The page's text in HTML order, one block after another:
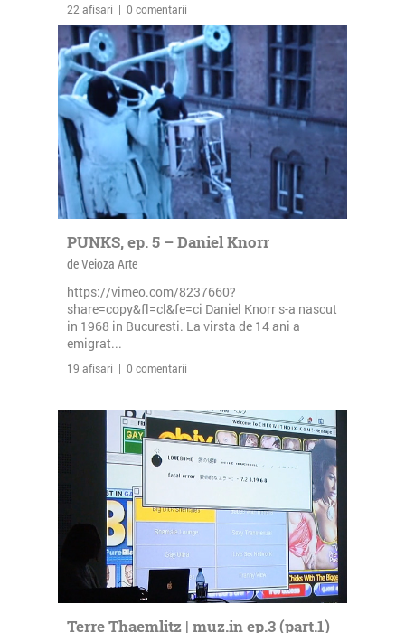
22 afisari | 0 comentarii
PUNKS, ep. 5 – Daniel Knorr
de Veioza Arte
https://vimeo.com/8237660?
share=copy&fl=cl&fe=ci Daniel Knorr s-a nascut
in 1968 in Bucuresti. La virsta de 14 ani a
emigrat...
19 afisari | 0 comentarii
Terre Thaemlitz | muz.in ep.3 (part.1)